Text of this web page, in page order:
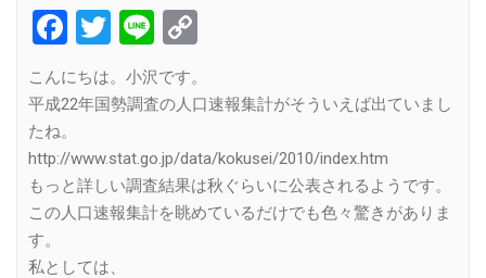
Facebook
Twitter
Line
こんにちは。小沢です。
平成22年国勢調査の人口速報集計がそういえば出ていまし
たね。
http://www.stat.go.jp/data/kokusei/2010/index.htm
もっと詳しい調査結果は秋ぐらいに公表されるようです。
この人口速報集計を眺めているだけでも色々驚きがありま
す。
私としては、